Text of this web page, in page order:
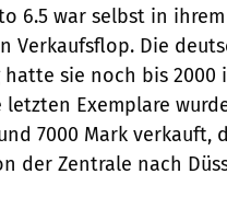
6.5 war selbst in ihrem
Verkaufsflop. Die
hatte sie noch bis 2000
letzten Exemplare
7000 Mark verkauft,
der Zentrale nach